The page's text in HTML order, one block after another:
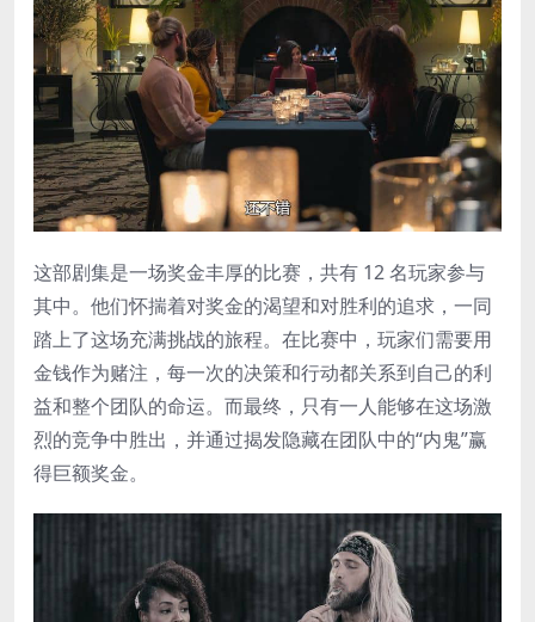
这部剧集是一场奖金丰厚的比赛，共有 12 名玩家参与
其中。他们怀揣着对奖金的渴望和对胜利的追求，一同
踏上了这场充满挑战的旅程。在比赛中，玩家们需要用
金钱作为赌注，每一次的决策和行动都关系到自己的利
益和整个团队的命运。而最终，只有一人能够在这场激
烈的竞争中胜出，并通过揭发隐藏在团队中的“内鬼”赢
得巨额奖金。